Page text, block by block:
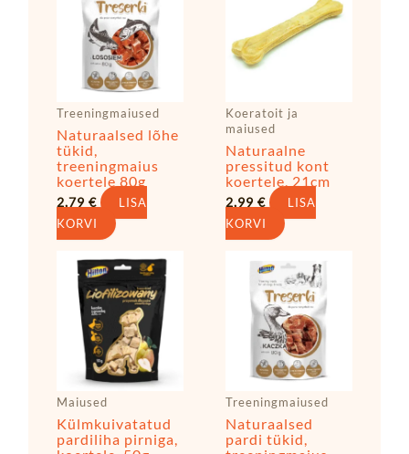
Treeningmaiused
Naturaalsed lõhe
tükid,
treeningmaius
koertele 80g
2,79 €
LISA
KORVI
Koeratoit ja
maiused
Naturaalne
pressitud kont
koertele, 21cm
2,99€
LISA
KORVI
Maiused
Külmkuivatatud
pardiliha pirniga,
Treeningmaiused
Naturaalsed
pardi tükid,